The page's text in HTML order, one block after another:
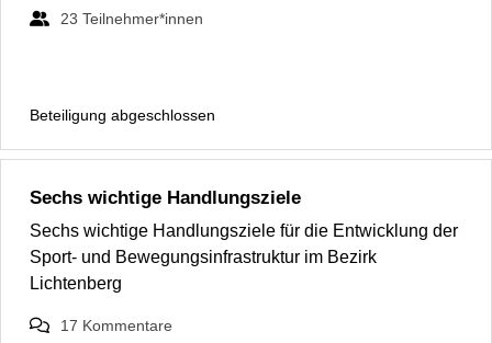
23 Teilnehmer*innen
Beteiligung abgeschlossen
Sechs wichtige Handlungsziele
Sechs wichtige Handlungsziele für die Entwicklung der
Sport- und Bewegungsinfrastruktur im Bezirk
Lichtenberg
17 Kommentare